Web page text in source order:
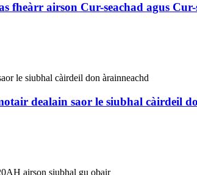
fheàrr airson Cur-seachad agus Cur-
dealain saor le siubhal càirdeil